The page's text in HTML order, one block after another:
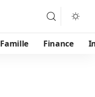
Famille Finance